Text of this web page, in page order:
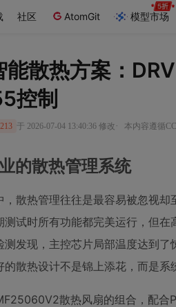
社区 AtomGit 模型市场
能散热方案：
控制
于 2026-07-04 13:40:36 修改 · 本内容遵循
的散热管理系统
散热管理往往是最容易被忽视
试时所有功能都完美运行，但
发现，主控芯片局部温度达到
散热设计不是锦上添花，而是系
散热风扇的组合，配合